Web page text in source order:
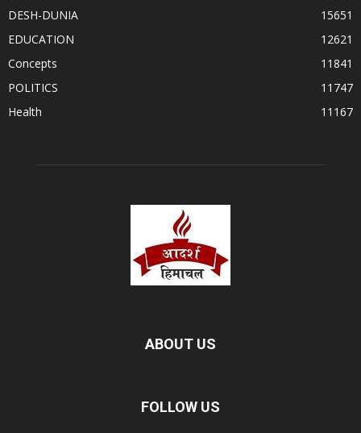
DESH-DUNIA
15651
EDUCATION
12621
Concepts
11841
POLITICS
11747
Health
11167
ABOUT US
FOLLOW US